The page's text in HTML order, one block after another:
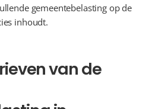
gemeentebelasting op de
inhoudt.
van de